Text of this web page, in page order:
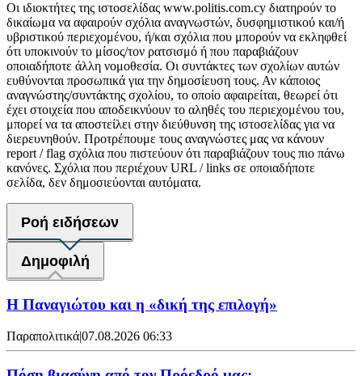
Οι ιδιοκτήτες της ιστοσελίδας www.politis.com.cy διατηρούν το
δικαίωμα να αφαιρούν σχόλια αναγνωστών, δυσφημιστικού και/ή
υβριστικού περιεχομένου, ή/και σχόλια που μπορούν να εκληφθεί
ότι υποκινούν το μίσος/τον ρατσισμό ή που παραβιάζουν
οποιαδήποτε άλλη νομοθεσία. Οι συντάκτες των σχολίων αυτών
ευθύνονται προσωπικά για την δημοσίευση τους. Αν κάποιος
αναγνώστης/συντάκτης σχολίου, το οποίο αφαιρείται, θεωρεί ότι
έχει στοιχεία που αποδεικνύουν το αληθές του περιεχομένου του,
μπορεί να τα αποστείλει στην διεύθυνση της ιστοσελίδας για να
διερευνηθούν. Προτρέπουμε τους αναγνώστες μας να κάνουν
report / flag σχόλια που πιστεύουν ότι παραβιάζουν τους πιο πάνω
κανόνες. Σχόλια που περιέχουν URL / links σε οποιαδήποτε
σελίδα, δεν δημοσιεύονται αυτόματα.
Ροή ειδήσεων
Δημοφιλή
Η Παναγιώτου και η «δική της επιλογή»
Παραπολιτικά|07.08.2026 06:33